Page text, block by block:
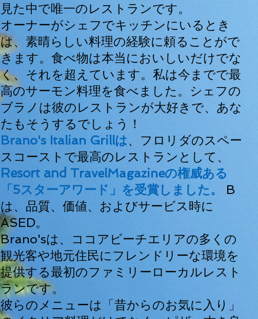
見た中で唯一のレストランです。
オーナーがシェフでキッチンにいるとき
は、素晴らしい料理の経験に頼ることがで
きます。食べ物は本当においしいだけでな
く、それを超えています。私は今までで最
高のサーモン料理を食べました。シェフの
ブラノは彼のレストランが大好きで、あな
たもそうするでしょう！
Brano's Italian Grillは、フロリダのスペー
スコーストで最高のレストランとして、
Resort and TravelMagazineの権威ある
「5スターアワード」を受賞しました。B
は、品質、価値、およびサービス時に
ASED。
Brano'sは、ココアビーチエリアの多くの
観光客や地元住民にフレンドリーな環境を
提供する最初のファミリーローカルレスト
ランです。
彼らのメニューは「昔からのお気に入り」